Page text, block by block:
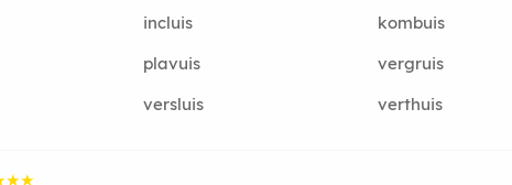
incluis
kombuis
plavuis
vergruis
versluis verthuis